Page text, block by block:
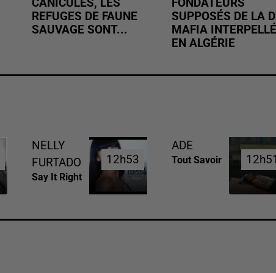
CANICULES, LES
REFUGES DE FAUNE
SAUVAGE SONT...
FONDATEURS
SUPPOSÉS DE LA
MAFIA INTERPELLÉ
EN ALGÉRIE
NELLY
FURTADO
Say It Right
12h53
12h53
ADE
Tout Savoir 12h51
12h51